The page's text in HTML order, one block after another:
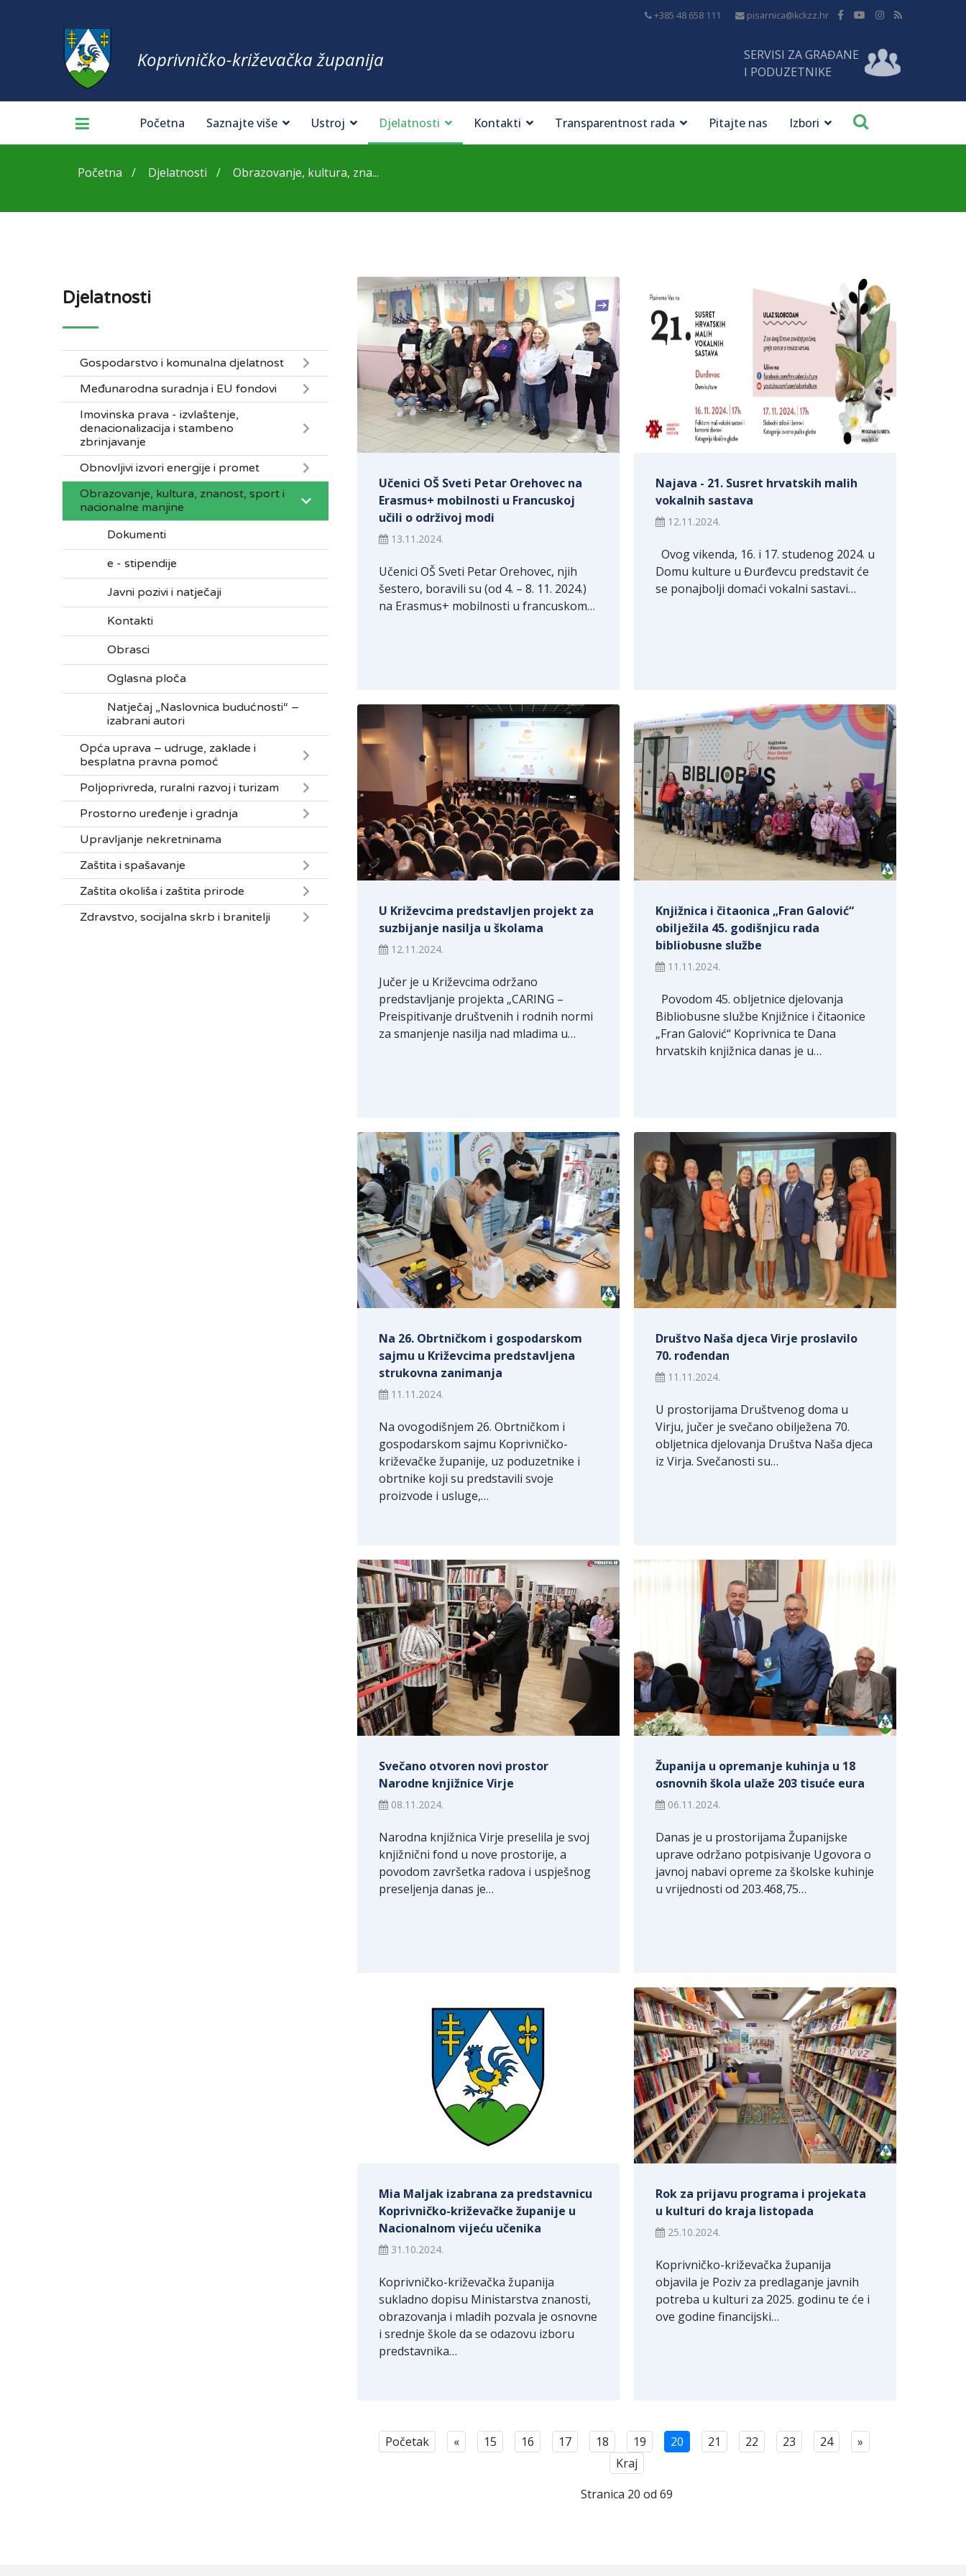
+385 48 658 111 pisarnica@kckzz.hr
Koprivničko-križevačka županija
SERVISI ZA GRAĐANE
I PODUZETNIKE
Početna Saznajte više Ustroj Djelatnosti Kontakti Transparentnost rada Pitajte nas Izbori
Početna Djelatnosti Obrazovanje, kultura, zna...
Djelatnosti
Gospodarstvo i komunalna djelatnost
Međunarodna suradnja i EU fondovi
Imovinska prava - izvlaštenje,
denacionalizacija i stambeno
zbrinjavanje
Obnovljivi izvori energije i promet
Obrazovanje, kultura, znanost, sport i
nacionalne manjine
Dokumenti
e - stipendije
Javni pozivi i natječaji
Kontakti
Obrasci
Oglasna ploča
Natječaj „Naslovnica budućnosti“ –
izabrani autori
Opća uprava – udruge, zaklade i
besplatna pravna pomoć
Poljoprivreda, ruralni razvoj i turizam
Prostorno uređenje i gradnja
Upravljanje nekretninama
Zaštita i spašavanje
Zaštita okoliša i zaštita prirode
Zdravstvo, socijalna skrb i branitelji
Učenici OŠ Sveti Petar Orehovec na
Erasmus+ mobilnosti u Francuskoj
učili o održivoj modi
13.11.2024.
Učenici OŠ Sveti Petar Orehovec, njih
šestero, boravili su (od 4. – 8. 11. 2024.)
na Erasmus+ mobilnosti u francuskom…
Najava - 21. Susret hrvatskih malih
vokalnih sastava
12.11.2024.
Ovog vikenda, 16. i 17. studenog 2024. u
Domu kulture u Đurđevcu predstavit će
se ponajbolji domaći vokalni sastavi…
U Križevcima predstavljen projekt za
suzbijanje nasilja u školama
12.11.2024.
Jučer je u Križevcima održano
predstavljanje projekta „CARING –
Preispitivanje društvenih i rodnih normi
za smanjenje nasilja nad mladima u…
Knjižnica i čitaonica „Fran Galović“
obilježila 45. godišnjicu rada
bibliobusne službe
11.11.2024.
Povodom 45. obljetnice djelovanja
Bibliobusne službe Knjižnice i čitaonice
„Fran Galović“ Koprivnica te Dana
hrvatskih knjižnica danas je u…
Na 26. Obrtničkom i gospodarskom
sajmu u Križevcima predstavljena
strukovna zanimanja
11.11.2024.
Na ovogodišnjem 26. Obrtničkom i
gospodarskom sajmu Koprivničko-
križevačke županije, uz poduzetnike i
obrtnike koji su predstavili svoje
proizvode i usluge,…
Društvo Naša djeca Virje proslavilo
70. rođendan
11.11.2024.
U prostorijama Društvenog doma u
Virju, jučer je svečano obilježena 70.
obljetnica djelovanja Društva Naša djeca
iz Virja. Svečanosti su…
Svečano otvoren novi prostor
Narodne knjižnice Virje
08.11.2024.
Narodna knjižnica Virje preselila je svoj
knjižnični fond u nove prostorije, a
povodom završetka radova i uspješnog
preseljenja danas je…
Županija u opremanje kuhinja u 18
osnovnih škola ulaže 203 tisuće eura
06.11.2024.
Danas je u prostorijama Županijske
uprave održano potpisivanje Ugovora o
javnoj nabavi opreme za školske kuhinje
u vrijednosti od 203.468,75…
Mia Maljak izabrana za predstavnicu
Koprivničko-križevačke županije u
Nacionalnom vijeću učenika
31.10.2024.
Koprivničko-križevačka županija
sukladno dopisu Ministarstva znanosti,
obrazovanja i mladih pozvala je osnovne
i srednje škole da se odazovu izboru
predstavnika…
Rok za prijavu programa i projekata
u kulturi do kraja listopada
25.10.2024.
Koprivničko-križevačka županija
objavila je Poziv za predlaganje javnih
potreba u kulturi za 2025. godinu te će i
ove godine financijski…
Početak « 15 16 17 18 19 20 21 22 23 24
»
Kraj
Stranica 20 od 69